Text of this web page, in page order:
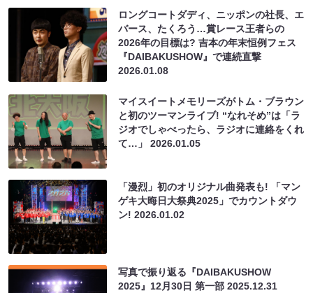
ロングコートダディ、ニッポンの社長、エ
バース、たくろう…賞レース王者らの
2026年の目標は? 吉本の年末恒例フェス
『DAIBAKUSHOW』で連続直撃
2026.01.08
マイスイートメモリーズがトム・ブラウン
と初のツーマンライブ! “なれそめ”は「ラ
ジオでしゃべったら、ラジオに連絡をくれ
て…」2026.01.05
「漫烈」初のオリジナル曲発表も! 「マン
ゲキ大晦日大祭典2025」でカウントダウ
ン!2026.01.02
写真で振り返る『DAIBAKUSHOW
2025』12月30日 第一部2025.12.31